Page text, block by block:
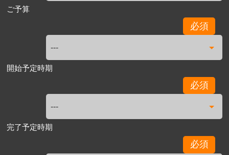
ご予算
必須
開始予定時期
必須
完了予定時期
必須